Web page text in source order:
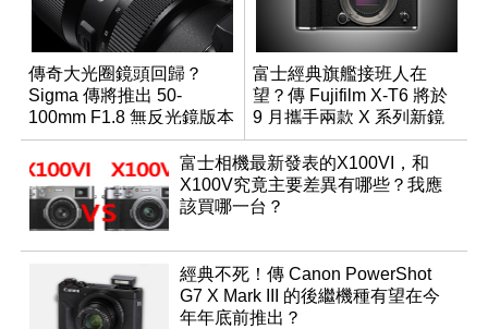
傳奇大光圈鏡頭回歸？
Sigma 傳將推出 50-
100mm F1.8 無反光鏡版本
富士經典旗艦接班人在
望？傳 Fujifilm X-T6 將於
9 月攜手兩款 X 系列新鏡
頭登場
富士相機最新發表的X100VI，和
X100V究竟主要差異有哪些？我應
該買哪一台？
經典不死！傳 Canon PowerShot
G7 X Mark III 的後繼機種有望在今
年年底前推出？